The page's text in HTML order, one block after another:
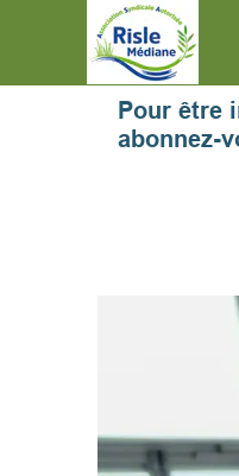
Pour être
abonnez-